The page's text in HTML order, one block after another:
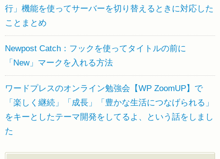
行」機能を使ってサーバーを切り替えるときに対応した
ことまとめ
Newpost Catch：フックを使ってタイトルの前に
「New」マークを入れる方法
ワードプレスのオンライン勉強会【WP ZoomUP】で
「楽しく継続」「成長」「豊かな生活につなげられる」
をキーとしたテーマ開発をしてるよ、という話をしまし
た